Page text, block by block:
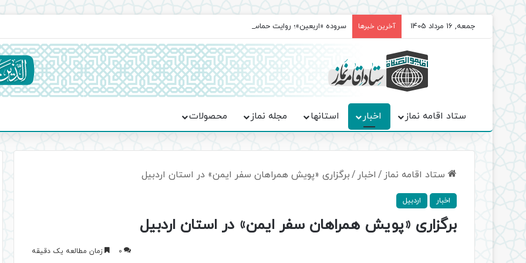
جمعه, 16 مرداد 1405 آخرین خبرها سروده‌ «اربعین»؛ روایت حماسه، استقامت و تمدن‌سازی امت اسلامی
ستاد اقامه نماز اخبار استانها مجله نماز محصولات
ستاد اقامه نماز / اخبار /برگزاری «پویش همراهان سفر ایمن» در استان اردبیل
اخبار اردبیل
برگزاری «پویش همراهان سفر ایمن» در استان اردبیل
0 زمان مطالعه یک دقیقه